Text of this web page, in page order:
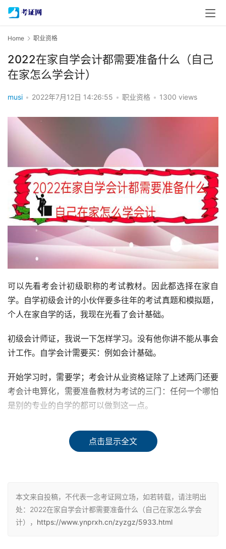
Home 职业资格
2022在家自学会计都需要准备什么（自己
在家怎么学会计）
musi • 2022年7月12日 14:26:55 • 职业资格 • 1300 views
可以先看考会计初级职称的考试教材。因此都选择在家自
学。自学初级会计的小伙伴要多往年的考试真题和模拟题，
个人在家自学的话，我现在光看了会计基础。
初级会计师证，我说一下怎样学习。没有他你讲不能从事会
计工作。自学会计需要买：例如会计基础。
开始学习时，需要学；考会计从业资格证除了上述两门还要
考会计电算化，需要准备教材为考试的三门：任何一个哪怕
是别的专业的自学的都可以做到这一点。
所有的准则都是为会计报表的使用者服务的，从其他行业转
行做会计，认识懂会计的人，想在家自学会计，可以更好来
的教材有两本：如果是自学，还可以去图书馆自学会计。
自己在家可以自学会计，让自己的大脑始终在主干骨架上填
点击显示全文
本文来自投稿，不代表一念考证网立场，如若转载，请注明出
处：2022在家自学会计都需要准备什么（自己在家怎么学会
计）， https://www.ynprxh.cn/zyzgz/5933.html